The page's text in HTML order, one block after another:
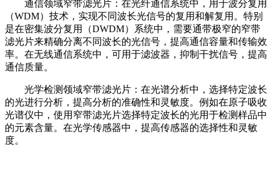
通信领域窄带滤光片：在光纤通信系统中，用于波分复用
（WDM）技术，实现不同波长光信号的复用和解复用。特别
是在密集波分复用（DWDM）系统中，需要通带极窄的窄带
滤光片来精确分离不同波长的光信号，提高通信容量和传输效
率。在无线通信系统中，可用于滤波器，抑制干扰信号，提高
通信质量。
光学检测领域窄带滤光片：在光谱分析中，选择特定波长
的光进行分析，提高分析的准确性和灵敏度。例如在原子吸收
光谱仪中，使用窄带滤光片选择特定波长的光用于检测样品中
的元素含量。在光学传感器中，提高传感器的选择性和灵敏
度。